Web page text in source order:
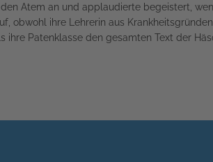
Atem an und applaudierte begeistert,
obwohl ihre Lehrerin aus
Patenklasse den gesamten Text der